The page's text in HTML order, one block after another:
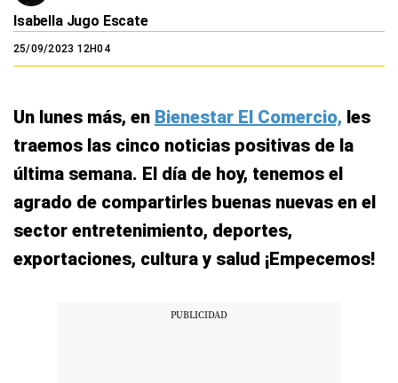
Isabella Jugo Escate
25/09/2023 12H04
Un lunes más, en Bienestar El Comercio, les
traemos las cinco noticias positivas de la
última semana. El día de hoy, tenemos el
agrado de compartirles buenas nuevas en el
sector entretenimiento, deportes,
exportaciones, cultura y salud ¡Empecemos!